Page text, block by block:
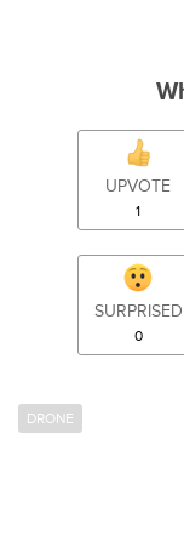
UPVOTE
1
SURPRISED
0
DRONE